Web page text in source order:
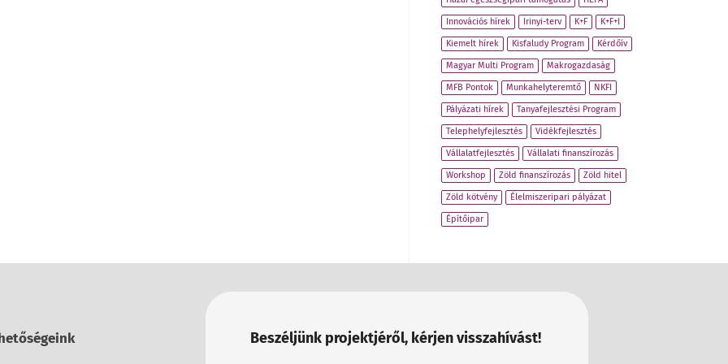
Innovációs hírek Irinyi-terv K+F K+F+I
Kiemelt hírek Kisfaludy Program Kérdőív
Magyar Multi Program Makrogazdaság
MFB Pontok Munkahelyteremtő NKFI
Pályázati hírek Tanyafejlesztési Program
Telephelyfejlesztés Vidékfejlesztés
Vállalatfejlesztés Vállalati finanszírozás
Workshop Zöld finanszírozás Zöld hitel
Zöld kötvény Élelmiszeripari pályázat
Építőipar
Beszéljünk projektjéről, kérjen visszahívást!